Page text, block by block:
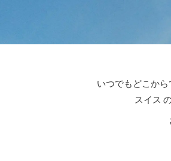
いつでもどこか
スイス